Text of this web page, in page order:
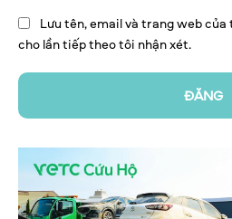
Lưu tên, email và trang web
cho lần tiếp theo tôi nhận xét.